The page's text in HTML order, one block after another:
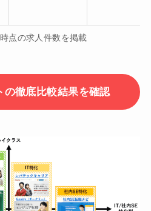
点の求人件数を掲載
の徹底比較結果を確認